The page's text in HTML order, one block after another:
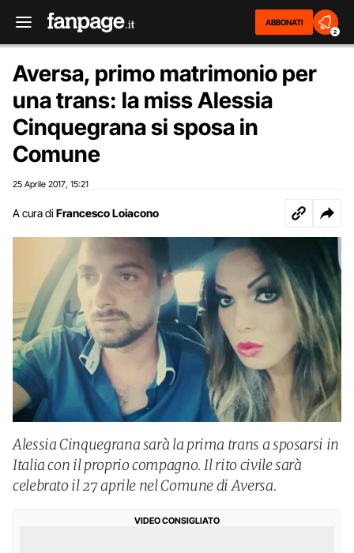
ABBONATI
2
Aversa, primo matrimonio per
una trans: la miss Alessia
Cinquegrana si sposa in
Comune
25 Aprile 2017 15:21
A cura di Francesco Loiacono
Alessia Cinquegrana sarà la prima trans a sposarsi in
Italia con il proprio compagno. Il rito civile sarà
celebrato il 27 aprile nel Comune di Aversa.
VIDEO CONSIGLIATO